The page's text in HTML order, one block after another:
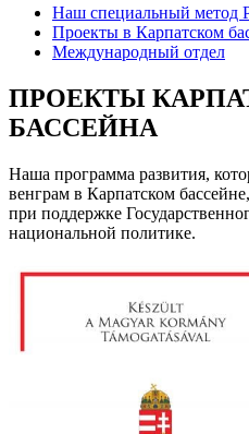
Наш специальный метод
Проекты в Карпатском
Международный отдел
ПРОЕКТЫ
БАССЕЙНА
Наша программа развития,
венграм в Карпатском
при поддержке
национальной политике.